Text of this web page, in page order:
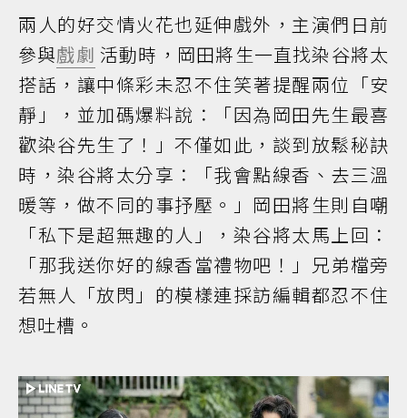
兩人的好交情火花也延伸戲外，主演們日前
參與戲劇 活動時，岡田將生一直找染谷將太
搭話，讓中條彩未忍不住笑著提醒兩位「安
靜」，並加碼爆料說：「因為岡田先生最喜
歡染谷先生了！」不僅如此，談到放鬆秘訣
時，染谷將太分享：「我會點線香、去三溫
暖等，做不同的事抒壓。」岡田將生則自嘲
「私下是超無趣的人」，染谷將太馬上回：
「那我送你好的線香當禮物吧！」兄弟檔旁
若無人「放閃」的模樣連採訪編輯都忍不住
想吐槽。